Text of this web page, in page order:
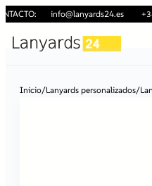
info@lanyards24.es
Inicio/Lanyards personalizados/